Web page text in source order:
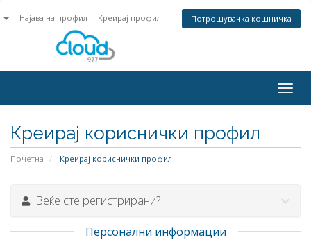
Најава на профил Креирај профил Потрошувачка кошничка
Креирај кориснички профил
Почетна Креирај кориснички профил
Веќе сте регистрирани?
Персонални информации